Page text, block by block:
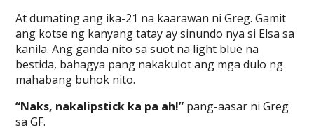
At dumating ang ika-21 na kaarawan ni Greg. Gamit
ang kotse ng kanyang tatay ay sinundo nya si Elsa sa
kanila. Ang ganda nito sa suot na light blue na
bestida, bahagya pang nakakulot ang mga dulo ng
mahabang buhok nito.
“Naks, nakalipstick ka pa ah!” pang-aasar ni Greg
sa GF.